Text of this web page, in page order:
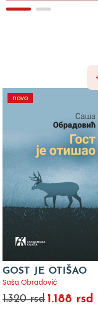
novo
GOST JE OTIŠAO
Saša Obradović
1.320 rsd 1.188 rsd